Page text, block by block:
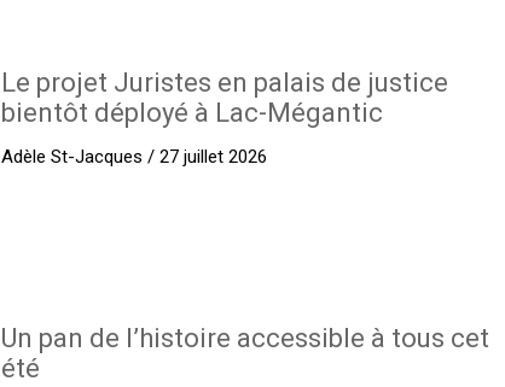
Le projet Juristes en palais de justice
bientôt déployé à Lac-Mégantic
Adèle St-Jacques / 27 juillet 2026
Un pan de l’histoire accessible à tous cet
été